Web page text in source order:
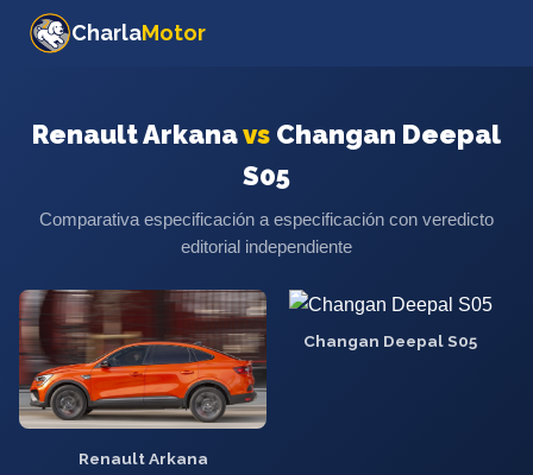
CharlaMotor
Renault Arkanavs Changan Deepal
S05
Comparativa especificación a especificación con veredicto
editorial independiente
Renault Arkana
Changan Deepal S05